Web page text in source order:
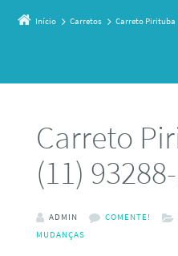
Início Carretos Carreto Pirituba
Carreto
(11)
ADMIN COMENTE!
MUDANÇAS